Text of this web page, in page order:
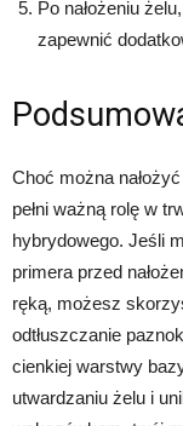
Po nałożeniu
zapewnić
Choć można
pełni ważną rolę w
hybrydowego. Jeśli
primera przed
ręką, możesz
odtłuszczanie
cienkiej warstwy
utwardzaniu żelu i